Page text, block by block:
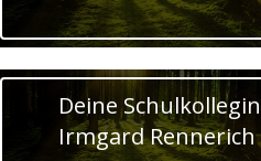
Deine Schulkollegin
Irmgard Rennerich